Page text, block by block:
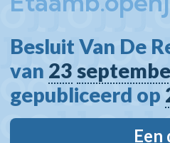
Besluit Van De
van 23
gepubliceerd op
Een